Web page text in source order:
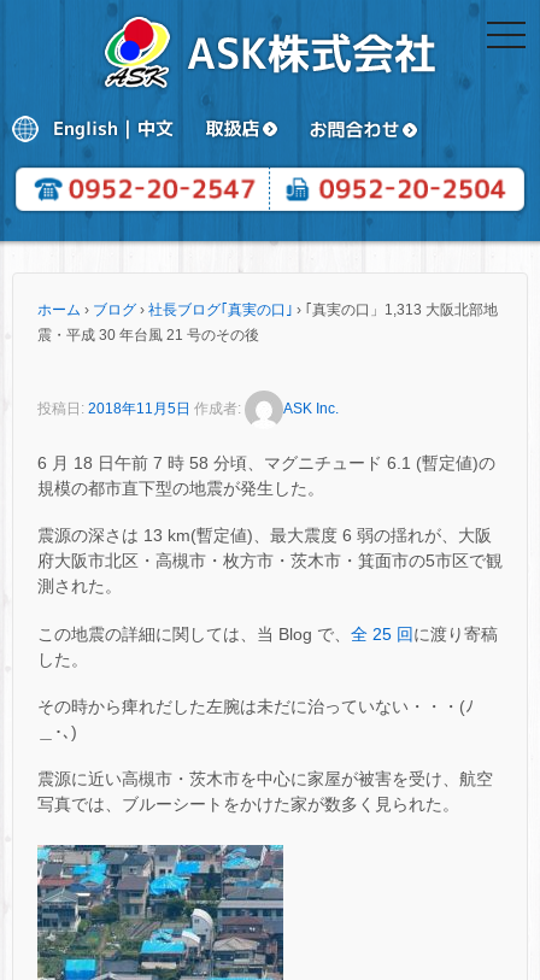
ホーム › ブログ › 社長ブログ｢真実の口｣ › ｢真実の口」1,313 大阪北部地
震・平成 30 年台風 21 号のその後
投稿日: 2018年11月5日 作成者: ASK Inc.
6 月 18 日午前 7 時 58 分頃、マグニチュード 6.1 (暫定値)の
規模の都市直下型の地震が発生した。
震源の深さは 13 km(暫定値)、最大震度 6 弱の揺れが、大阪
府大阪市北区・高槻市・枚方市・茨木市・箕面市の5市区で観
測された。
この地震の詳細に関しては、当 Blog で、 全 25 回に渡り寄稿
した。
その時から痺れだした左腕は未だに治っていない・・・(ﾉ
＿･､)
震源に近い高槻市・茨木市を中心に家屋が被害を受け、航空
写真では、ブルーシートをかけた家が数多く見られた。